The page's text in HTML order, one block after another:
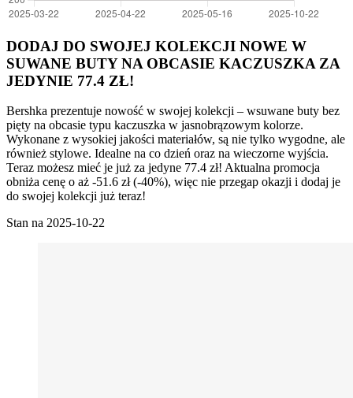
DODAJ DO SWOJEJ KOLEKCJI NOWE W
SUWANE BUTY NA OBCASIE KACZUSZKA ZA
JEDYNIE 77.4 ZŁ!
Bershka prezentuje nowość w swojej kolekcji – wsuwane buty bez
pięty na obcasie typu kaczuszka w jasnobrązowym kolorze.
Wykonane z wysokiej jakości materiałów, są nie tylko wygodne, ale
również stylowe. Idealne na co dzień oraz na wieczorne wyjścia.
Teraz możesz mieć je już za jedyne 77.4 zł! Aktualna promocja
obniża cenę o aż -51.6 zł (-40%), więc nie przegap okazji i dodaj je
do swojej kolekcji już teraz!
Stan na 2025-10-22